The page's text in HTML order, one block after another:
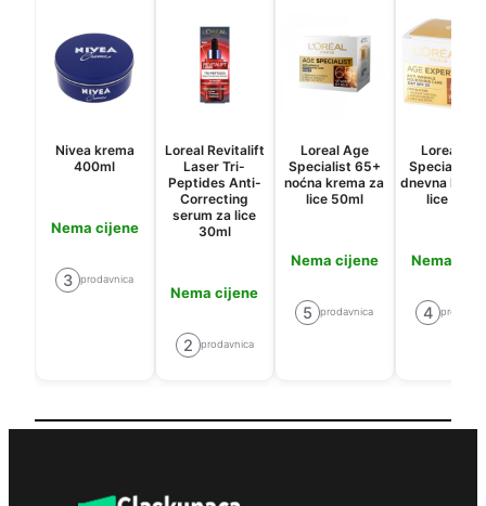
Nivea krema
400ml
Nema cijene
3 prodavnica
Loreal Revitalift
Laser Tri-
Peptides Anti-
Correcting
serum za lice
30ml
Nema cijene
2 prodavnica
Loreal Age
Specialist 65+
noćna krema za
lice 50ml
Nema cijene
5 prodavnica
Loreal
Specialist
dnevna
lice 50ml
Nema
4